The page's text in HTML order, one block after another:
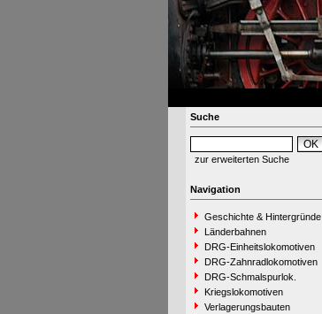
Suche
zur erweiterten Suche
Navigation
Geschichte & Hintergründe
Länderbahnen
DRG-Einheitslokomotiven
DRG-Zahnradlokomotiven
DRG-Schmalspurlok.
Kriegslokomotiven
Verlagerungsbauten